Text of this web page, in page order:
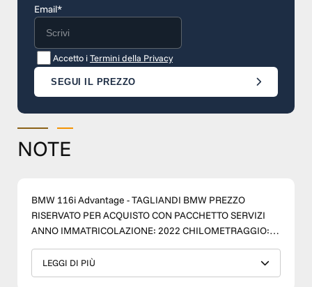
Email*
Accetto iTermini della Privacy
SEGUI IL PREZZO
NOTE
BMW 116i Advantage - TAGLIANDI BMW PREZZO
RISERVATO PER ACQUISTO CON PACCHETTO SERVIZI
ANNO IMMATRICOLAZIONE: 2022 CHILOMETRAGGIO:
8.000 km CATEGORIA: USATO CARBURANTE: BENZINA
CAMBIO: MANUALE TRAZIONE: ANTERIORE TELAIO:
WBA7K110207L61294 ACCESSORI: ESP, ABS, AUX,
LEGGI DI PIÙ